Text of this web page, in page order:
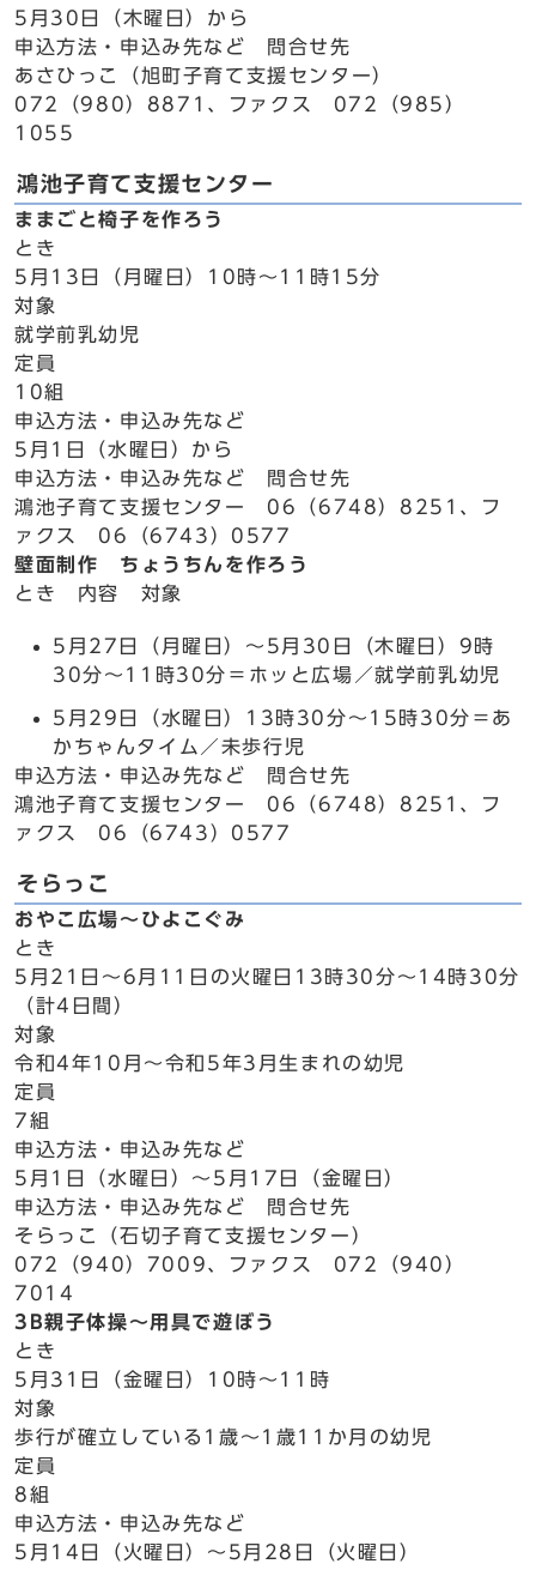
5月30日（木曜日）から
申込方法・申込み先など 問合せ先
あさひっこ（旭町子育て支援センター）
072（980）8871、ファクス 072（985）
1055
鴻池子育て支援センター
ままごと椅子を作ろう
とき
5月13日（月曜日）10時～11時15分
対象
就学前乳幼児
定員
10組
申込方法・申込み先など
5月1日（水曜日）から
申込方法・申込み先など 問合せ先
鴻池子育て支援センター 06（6748）8251、フ
ァクス 06（6743）0577
壁面制作 ちょうちんを作ろう
とき 内容 対象
5月27日（月曜日）～5月30日（木曜日）9時
30分～11時30分＝ホッと広場／就学前乳幼児
5月29日（水曜日）13時30分～15時30分＝あ
かちゃんタイム／未歩行児
申込方法・申込み先など 問合せ先
鴻池子育て支援センター 06（6748）8251、フ
ァクス 06（6743）0577
そらっこ
おやこ広場～ひよこぐみ
とき
5月21日～6月11日の火曜日13時30分～14時30分
（計4日間）
対象
令和4年10月～令和5年3月生まれの幼児
定員
7組
申込方法・申込み先など
5月1日（水曜日）～5月17日（金曜日）
申込方法・申込み先など 問合せ先
そらっこ（石切子育て支援センター）
072（940）7009、ファクス 072（940）
7014
3B親子体操～用具で遊ぼう
とき
5月31日（金曜日）10時～11時
対象
歩行が確立している1歳～1歳11か月の幼児
定員
8組
申込方法・申込み先など
5月14日（火曜日）～5月28日（火曜日）